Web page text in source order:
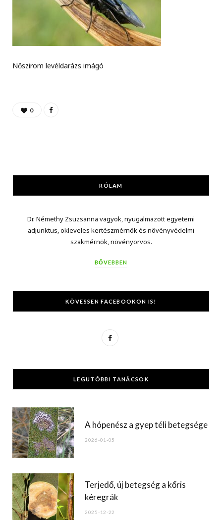
Nőszirom levéldarázs imágó
0
RÓLAM
Dr. Némethy Zsuzsanna vagyok, nyugalmazott egyetemi
adjunktus, okleveles kertészmérnök és növényvédelmi
szakmérnök, növényorvos.
BŐVEBBEN
KÖVESSEN FACEBOOKON IS!
F
c
e
o
o
LEGUTÓBBI TANÁCSOK
A hópenész a gyep téli betegsége
2026-01-05
Terjedő, új betegség a kőris
kéregrák
2025-12-22